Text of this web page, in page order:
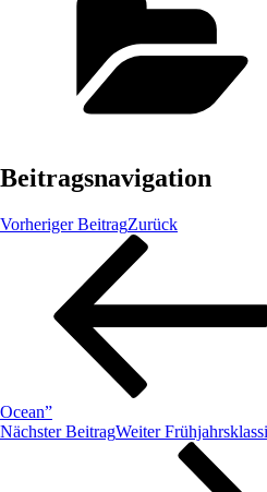
Beitragsnavigation
Vorheriger BeitragZurück
Ocean”
Nächster BeitragWeiter